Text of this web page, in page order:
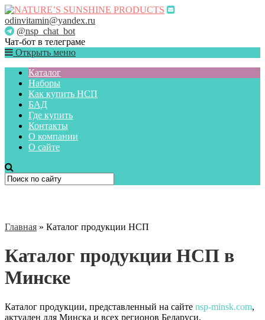
odinvitamin@yandex.ru
@nsp_chat_bot
Чат-бот в телеграме
Открыть меню
Каталог
Наборы
Как купить НСП
БАД
Где купить
Контакты
О компании
О сайте
Главная » Каталог продукции НСП
Каталог продукции НСП в
Минске
Каталог продукции, представленный на сайте nsp-minsk.com,
актуален для Минска и всех регионов Беларуси.